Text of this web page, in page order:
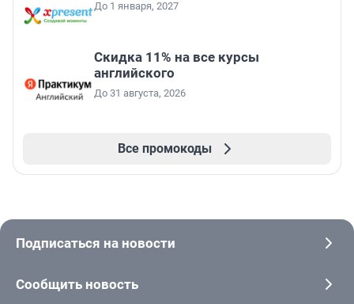
До 1 января, 2027
Скидка 11% на все курсы
английского
До 31 августа, 2026
Все промокоды
Подписаться на новости
Сообщить новость